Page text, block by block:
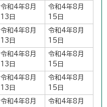
令和4年8月
13日
令和4年8月
15日
令和4年8月
13日
令和4年8月
15日
令和4年8月
13日
令和4年8月
15日
令和4年8月
13日
令和4年8月
15日
令和4年8月
令和4年8月